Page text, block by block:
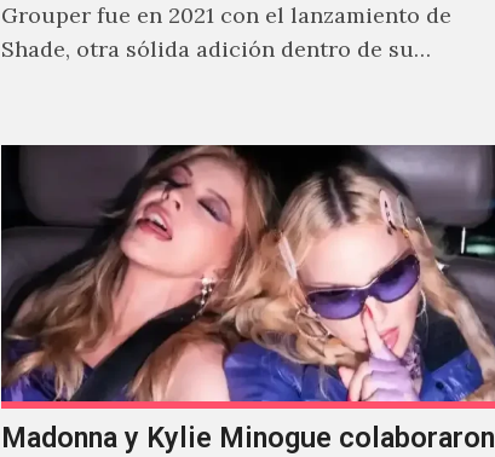
Grouper fue en 2021 con el lanzamiento de
Shade, otra sólida adición dentro de su
Madonna y Kylie Minogue colaboraron